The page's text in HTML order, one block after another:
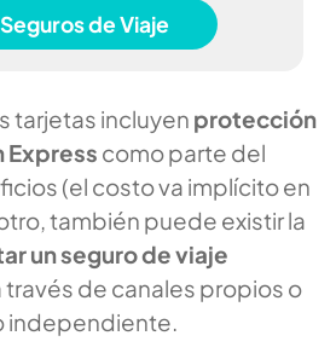
de Viaje
tarjetas incluyen protección
Express como parte del
(el costo va implícito en
también puede existir la
un seguro de viaje
través de canales propios o
independiente.